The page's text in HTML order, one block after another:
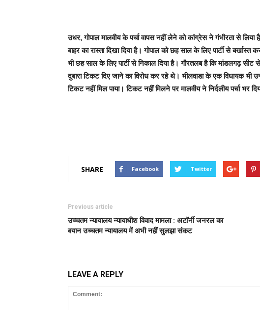
उधर, गोपाल मालवीय के पर्चा वापस नहीं लेने को कांग्रेस ने गंभीरता से लिया
बाहर का रास्ता दिखा दिया है। गोपाल को छह साल के लिए पार्टी से बर्खास्त
भी छह साल के लिए पार्टी से निकाल दिया है। गौरतलब है कि मांडलगढ़
दुबारा टिकट दिए जाने का विरोध कर रहे थे। भीलवाडा के एक विधायक
टिकट नहीं मिल पाया। टिकट नहीं मिलने पर मालवीय ने निर्दलीय पर्चा भर
SHARE Facebook Twitter
Previous article
उच्चतम न्यायालय न्यायाधीश विवाद मामला : अटॉर्नी जनरल का
बयान उच्चतम न्यायालय में अभी नहीं सुलझा संकट
LEAVE A REPLY